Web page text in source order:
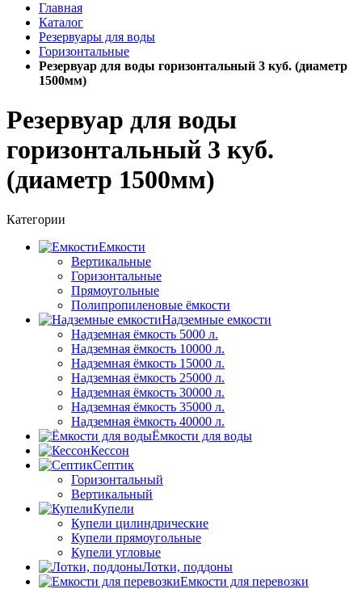
Главная
Каталог
Резервуары для воды
Горизонтальные
Резервуар для воды горизонтальный 3 куб. (диаметр
1500мм)
Резервуар для воды
горизонтальный 3 куб.
(диаметр 1500мм)
Категории
Емкости
Вертикальные
Горизонтальные
Прямоугольные
Полипропиленовые ёмкости
Надземные емкости
Надземная ёмкость 5000 л.
Надземная ёмкость 10000 л.
Надземная ёмкость 15000 л.
Надземная ёмкость 25000 л.
Надземная ёмкость 30000 л.
Надземная ёмкость 35000 л.
Надземная ёмкость 40000 л.
Ёмкости для воды
Кессон
Септик
Горизонтальный
Вертикальный
Купели
Купели цилиндрические
Купели прямоугольные
Купели угловые
Лотки, поддоны
Емкости для перевозки